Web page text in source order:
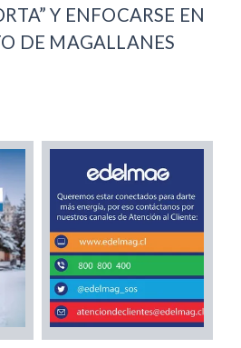
Y ENFOCARSE EN
DE MAGALLANES